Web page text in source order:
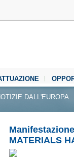
DALL'EUROPA
MATERIALS